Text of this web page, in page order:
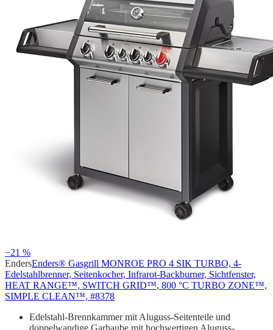
−21 %
EndersEnders® Gasgrill MONROE PRO 4 SIK TURBO, 4-
Edelstahlbrenner, Seitenkocher, Infrarot-Backburner, Sichtfenster,
HEAT RANGE™, SWITCH GRID™, 800 °C TURBO ZONE™,
SIMPLE CLEAN™, #8378
Edelstahl-Brennkammer mit Aluguss-Seitenteile und
doppelwandige Garhaube mit hochwertigen Aluguss-